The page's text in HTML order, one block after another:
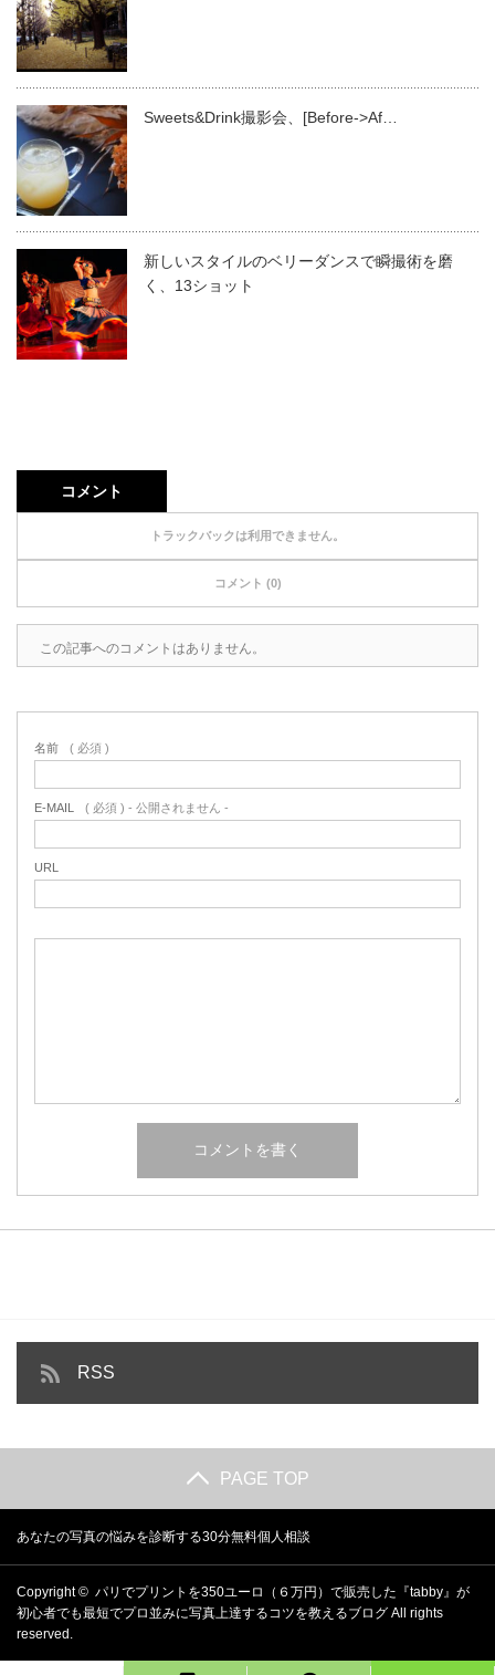
Sweets&Drink撮影会、[Before->Af…
新しいスタイルのベリーダンスで瞬撮術を磨
く、13ショット
コメント
トラックバックは利用できません。
コメント (0)
この記事へのコメントはありません。
名前 ( 必須 )
E-MAIL ( 必須 ) - 公開されません -
URL
RSS
PAGE TOP
あなたの写真の悩みを診断する30分無料個人相談
Copyright © パリでプリントを350ユーロ（６万円）で販売した『tabby』が
初心者でも最短でプロ並みに写真上達するコツを教えるブログ All rights
reserved.